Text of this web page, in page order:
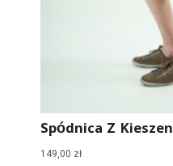
Spódnica Z
149,00 zł